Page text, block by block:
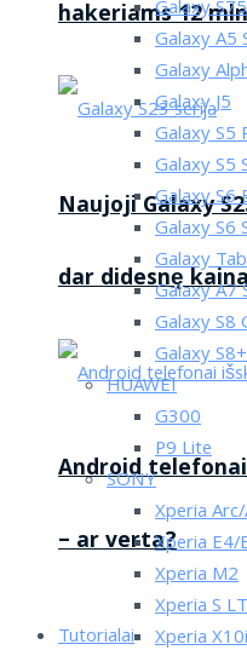
hakeriams 12
Naujoji Galaxy
dar didesnę
Android
– ar verta?
Tutorialai
Galaxy
Galaxy A5
Galaxy
Galaxy J5
Galaxy S5
Galaxy S5
Galaxy S6
Galaxy S6
Galaxy
Galaxy A7
Galaxy S8
Galaxy
HUAWEI
G300
P9 Lite
SONY
Xperia
Xperia E4/
Xperia M2
Xperia S
Xperia X10i